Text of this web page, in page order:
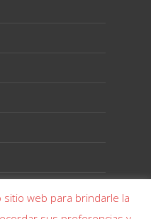
web para brindarle la